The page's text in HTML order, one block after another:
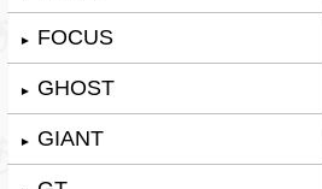
► FOCUS
► GHOST
► GIANT